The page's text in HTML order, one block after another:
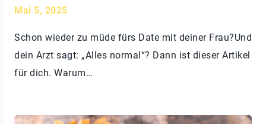
Mai 5, 2025
Schon wieder zu müde fürs Date mit deiner Frau?Und
dein Arzt sagt: „Alles normal“? Dann ist dieser Artikel
für dich. Warum…